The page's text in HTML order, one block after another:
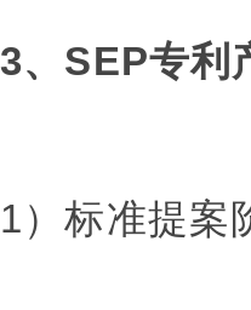
3、SEP专利
1）标准提案